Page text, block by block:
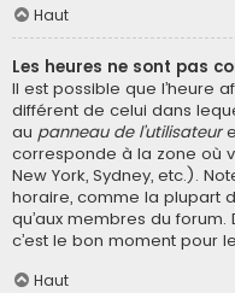
Haut
Les heures ne sont pas
Il est possible que l’heure
différent de celui dans
au panneau de l’utilisateur
corresponde à la zone où
New York, Sydney, etc.).
horaire, comme la plupart
qu’aux membres du forum.
c’est le bon moment pour
Haut